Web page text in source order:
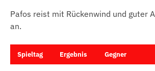
Pafos reist mit Rückenwind und guter
an.
Spieltag Ergebnis Gegner